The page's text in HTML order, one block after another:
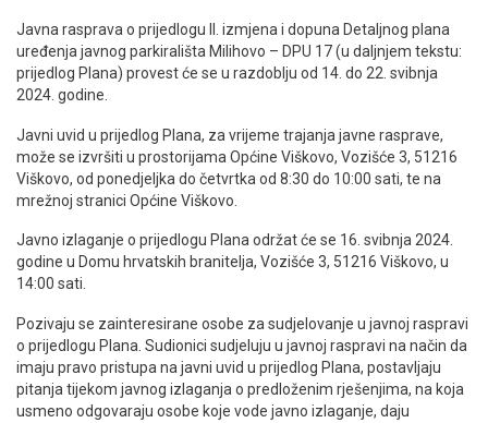
Javna rasprava o prijedlogu II. izmjena i dopuna Detaljnog plana
uređenja javnog parkirališta Milihovo – DPU 17 (u daljnjem tekstu:
prijedlog Plana) provest će se u razdoblju od 14. do 22. svibnja
2024. godine.
Javni uvid u prijedlog Plana, za vrijeme trajanja javne rasprave,
može se izvršiti u prostorijama Općine Viškovo, Vozišće 3, 51216
Viškovo, od ponedjeljka do četvrtka od 8:30 do 10:00 sati, te na
mrežnoj stranici Općine Viškovo.
Javno izlaganje o prijedlogu Plana održat će se 16. svibnja 2024.
godine u Domu hrvatskih branitelja, Vozišće 3, 51216 Viškovo, u
14:00 sati.
Pozivaju se zainteresirane osobe za sudjelovanje u javnoj raspravi
o prijedlogu Plana. Sudionici sudjeluju u javnoj raspravi na način da
imaju pravo pristupa na javni uvid u prijedlog Plana, postavljaju
pitanja tijekom javnog izlaganja o predloženim rješenjima, na koja
usmeno odgovaraju osobe koje vode javno izlaganje, daju